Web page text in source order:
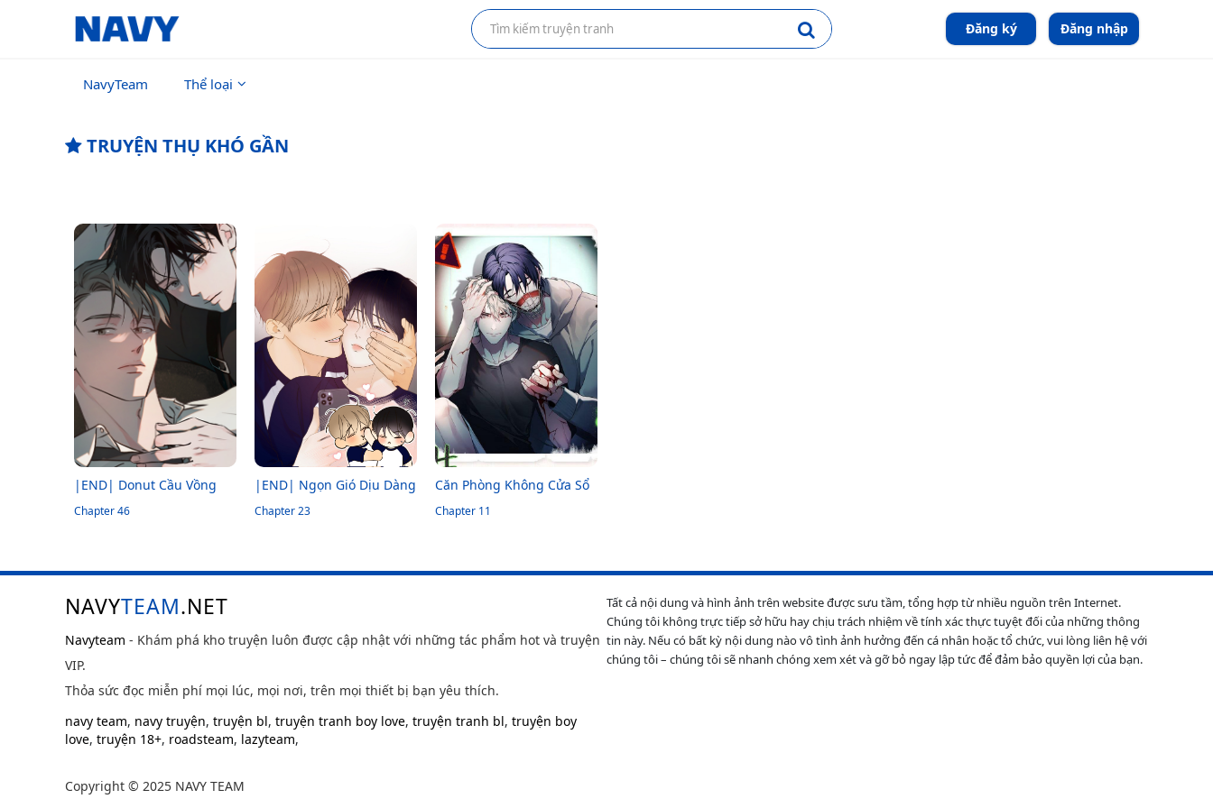
Đăng ký Đăng nhập
NavyTeam Thể loại
TRUYỆN THỤ KHÓ GẦN
|END| Donut Cầu Vồng
Chapter 46
|END| Ngọn Gió Dịu Dàng
Chapter 23
Căn Phòng Không Cửa Sổ
Chapter 11
NAVYTEAM.NET
Navyteam - Khám phá kho truyện luôn được cập nhật với những tác phẩm hot và truyện
VIP.
Thỏa sức đọc miễn phí mọi lúc, mọi nơi, trên mọi thiết bị bạn yêu thích.
navy team, navy truyện, truyện bl, truyện tranh boy love, truyện tranh bl, truyện boy
love, truyện 18+, roadsteam, lazyteam,
Copyright © 2025 NAVY TEAM
Tất cả nội dung và hình ảnh trên website được sưu tầm, tổng hợp từ nhiều nguồn trên Internet.
Chúng tôi không trực tiếp sở hữu hay chịu trách nhiệm về tính xác thực tuyệt đối của những thông
tin này. Nếu có bất kỳ nội dung nào vô tình ảnh hưởng đến cá nhân hoặc tổ chức, vui lòng liên hệ với
chúng tôi – chúng tôi sẽ nhanh chóng xem xét và gỡ bỏ ngay lập tức để đảm bảo quyền lợi của bạn.